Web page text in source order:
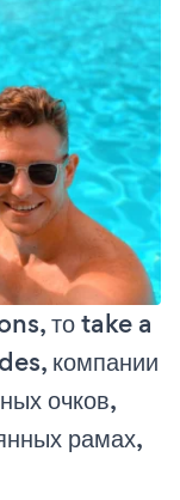
то take a
компании
очков,
рамах,